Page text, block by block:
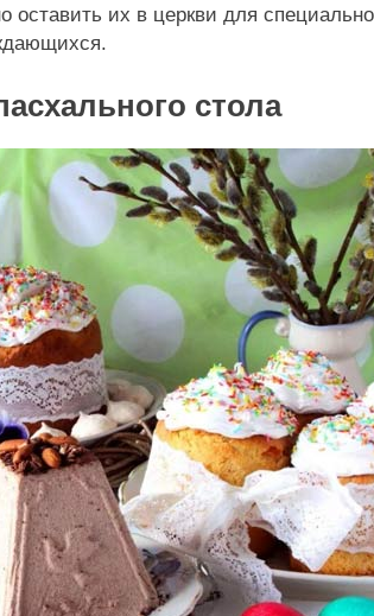
их в церкви для
стола